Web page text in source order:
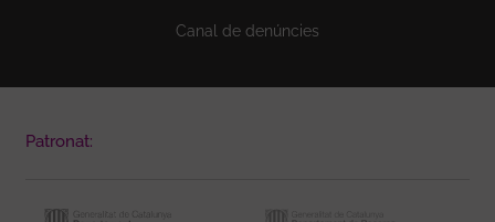
Canal de denúncies
Patronat: